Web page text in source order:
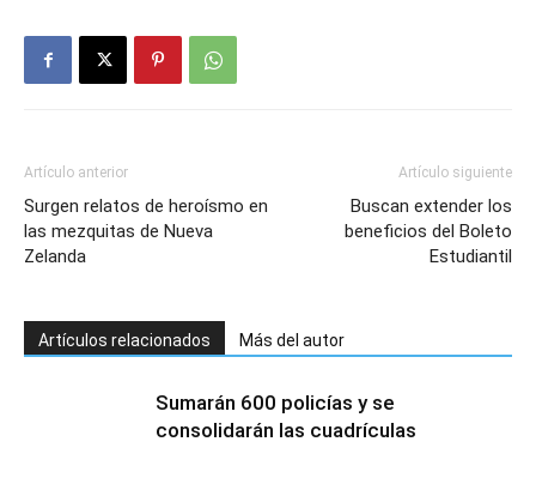
Artículo anterior
Surgen relatos de heroísmo en
las mezquitas de Nueva
Zelanda
Artículo siguiente
Buscan extender los
beneficios del Boleto
Estudiantil
Artículos relacionados Más del autor
Sumarán 600 policías y se
consolidarán las cuadrículas